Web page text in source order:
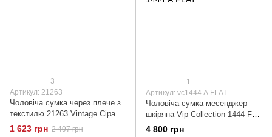
3
Артикул: 21263
Чоловіча сумка через плече з
текстилю 21263 Vintage Сіра
1 623 грн 2 497 грн
1
Артикул: vc1444.A.FLAT
Чоловіча сумка-месенджер
шкіряна Vip Collection 1444-F
Чорна 1444.A.FLAT
4 800 грн